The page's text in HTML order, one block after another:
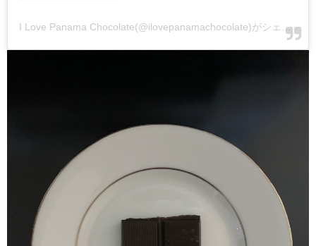
I Love Panama Chocolate(@ilovepanamachocolate)がシェアした投稿